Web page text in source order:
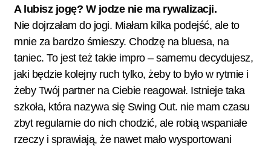
A lubisz jogę? W jodze nie ma rywalizacji.
Nie dojrzałam do jogi. Miałam kilka podejść, ale to
mnie za bardzo śmieszy. Chodzę na bluesa, na
taniec. To jest też takie impro – samemu decydujesz,
jaki będzie kolejny ruch tylko, żeby to było w rytmie i
żeby Twój partner na Ciebie reagował. Istnieje taka
szkoła, która nazywa się Swing Out. nie mam czasu
zbyt regularnie do nich chodzić, ale robią wspaniałe
rzeczy i sprawiają, że nawet mało wysportowani